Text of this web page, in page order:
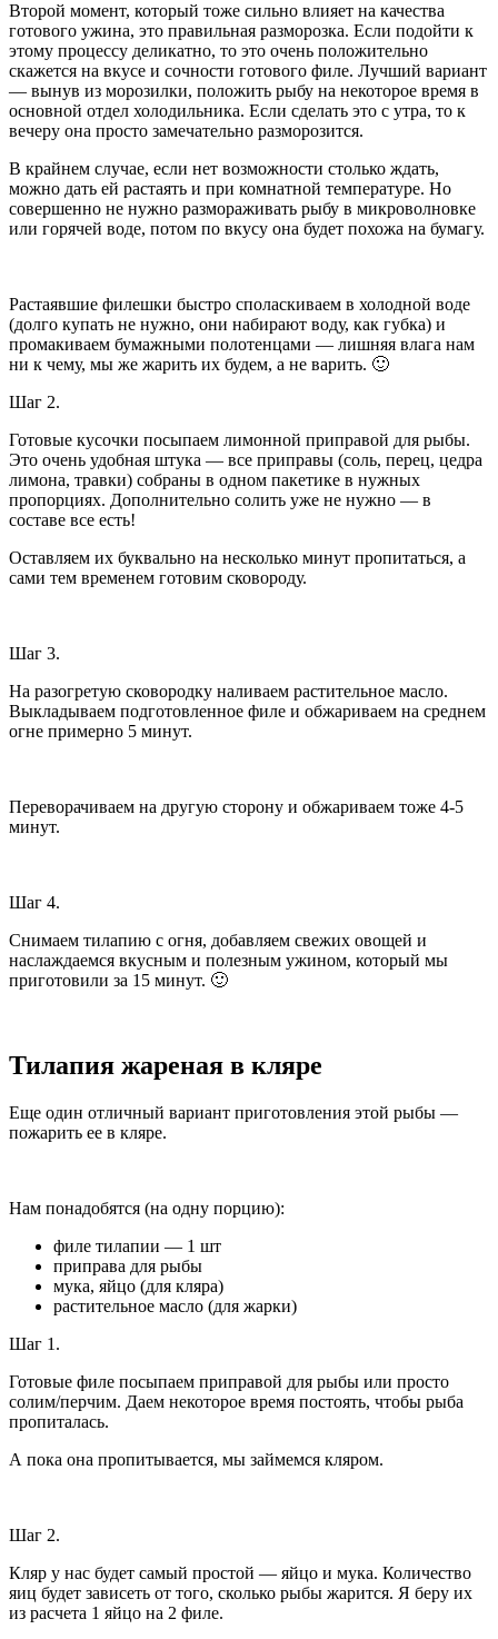
Второй момент, который тоже сильно влияет на качества
готового ужина, это правильная разморозка. Если подойти к
этому процессу деликатно, то это очень положительно
скажется на вкусе и сочности готового филе. Лучший вариант
— вынув из морозилки, положить рыбу на некоторое время в
основной отдел холодильника. Если сделать это с утра, то к
вечеру она просто замечательно разморозится.
В крайнем случае, если нет возможности столько ждать,
можно дать ей растаять и при комнатной температуре. Но
совершенно не нужно размораживать рыбу в микроволновке
или горячей воде, потом по вкусу она будет похожа на бумагу.
Растаявшие филешки быстро споласкиваем в холодной воде
(долго купать не нужно, они набирают воду, как губка) и
промакиваем бумажными полотенцами — лишняя влага нам
ни к чему, мы же жарить их будем, а не варить. 🙂
Шаг 2.
Готовые кусочки посыпаем лимонной приправой для рыбы.
Это очень удобная штука — все приправы (соль, перец, цедра
лимона, травки) собраны в одном пакетике в нужных
пропорциях. Дополнительно солить уже не нужно — в
составе все есть!
Оставляем их буквально на несколько минут пропитаться, а
сами тем временем готовим сковороду.
Шаг 3.
На разогретую сковородку наливаем растительное масло.
Выкладываем подготовленное филе и обжариваем на среднем
огне примерно 5 минут.
Переворачиваем на другую сторону и обжариваем тоже 4-5
минут.
Шаг 4.
Снимаем тилапию с огня, добавляем свежих овощей и
наслаждаемся вкусным и полезным ужином, который мы
приготовили за 15 минут. 🙂
Тилапия жареная в кляре
Еще один отличный вариант приготовления этой рыбы —
пожарить ее в кляре.
Нам понадобятся (на одну порцию):
филе тилапии — 1 шт
приправа для рыбы
мука, яйцо (для кляра)
растительное масло (для жарки)
Шаг 1.
Готовые филе посыпаем приправой для рыбы или просто
солим/перчим. Даем некоторое время постоять, чтобы рыба
пропиталась.
А пока она пропитывается, мы займемся кляром.
Шаг 2.
Кляр у нас будет самый простой — яйцо и мука. Количество
яиц будет зависеть от того, сколько рыбы жарится. Я беру их
из расчета 1 яйцо на 2 филе.